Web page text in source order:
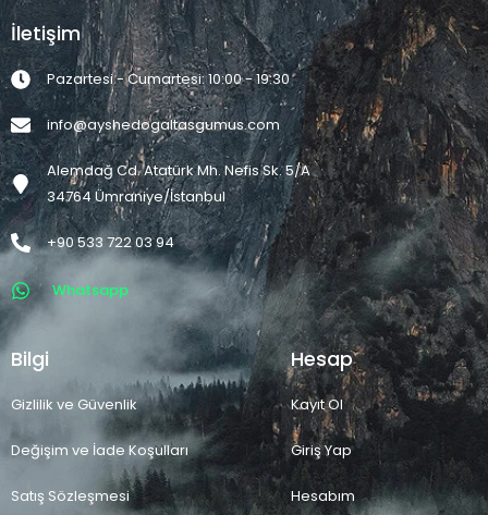
İletişim
Pazartesi - Cumartesi: 10:00 - 19:30
info@ayshedogaltasgumus.com
Alemdağ Cd. Atatürk Mh. Nefis Sk. 5/A
34764 Ümraniye/İstanbul
+90 533 722 03 94
Whatsapp
Bilgi
Gizlilik ve Güvenlik
Değişim ve İade Koşulları
Satış Sözleşmesi
Hesap
Kayıt Ol
Giriş Yap
Hesabım